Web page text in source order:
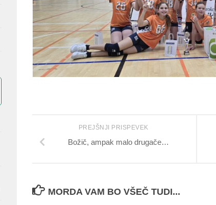
PREJŠNJI PRISPEVEK
Božič, ampak malo drugače…
MORDA VAM BO VŠEČ TUDI...